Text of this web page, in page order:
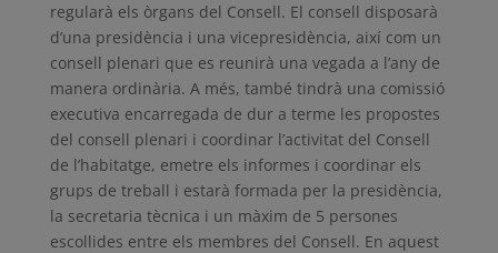
regularà els òrgans del Consell. El consell disposarà
d’una presidència i una vicepresidència, així com un
consell plenari que es reunirà una vegada a l’any de
manera ordinària. A més, també tindrà una comissió
executiva encarregada de dur a terme les propostes
del consell plenari i coordinar l’activitat del Consell
de l’habitatge, emetre els informes i coordinar els
grups de treball i estarà formada per la presidència,
la secretaria tècnica i un màxim de 5 persones
escollides entre els membres del Consell. En aquest